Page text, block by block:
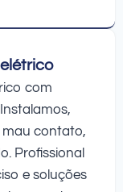
com
mau contato,
Profissional
e soluções